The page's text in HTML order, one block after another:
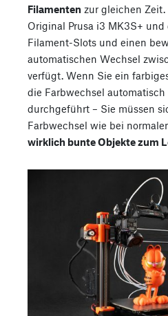
Filamenten zur gleichen
Original Prusa i3 MK3S+
Filament-Slots und einen
automatischen Wechsel
verfügt. Wenn Sie ein
die Farbwechsel
durchgeführt – Sie müssen
Farbwechsel wie bei
wirklich bunte Objekte zum